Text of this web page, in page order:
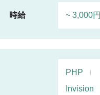
時給 ~ 3,000円
PHP
Invision